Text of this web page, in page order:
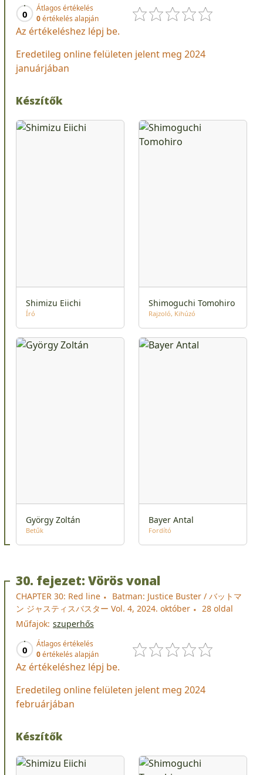
0
Átlagos értékelés
0értékelés alapján
Az értékeléshez lépj be.
Eredetileg online felületen jelent meg 2024
januárjában
Készítők
Shimizu Eiichi
Író
Shimoguchi Tomohiro
Rajzoló Kihúzó
György Zoltán
Betűk
Bayer Antal
Fordító
30. fejezet: Vörös vonal
CHAPTER 30: Red line
Batman: Justice Buster / バットマ
ン ジャスティスバスター Vol. 4, 2024. október
28 oldal
Műfajok: szuperhős
0
Átlagos értékelés
0értékelés alapján
Az értékeléshez lépj be.
Eredetileg online felületen jelent meg 2024
februárjában
Készítők